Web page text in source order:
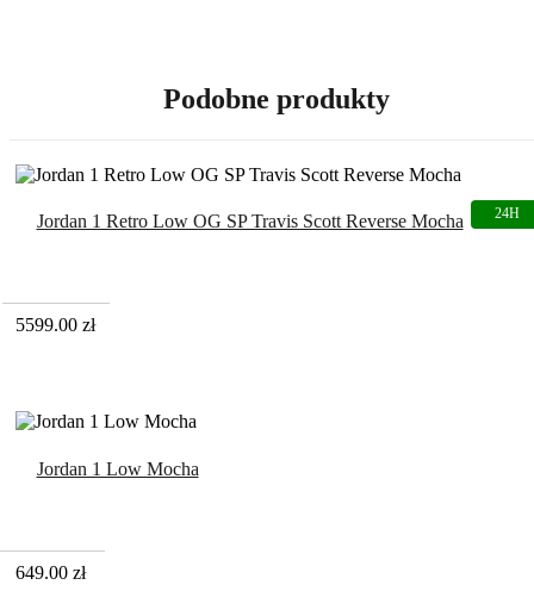
Podobne produkty
Jordan 1 Retro Low OG SP Travis Scott Reverse Mocha
5599.00 zł
Jordan 1 Low Mocha
649.00 zł